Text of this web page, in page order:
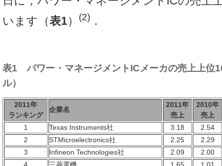
います（表1） (2) ．
表1 パワー・マネージメントICメーカの売上上位
ル）
2011年
ランキング
企業名
2011年
売上
2010年
売上
1
Texas Instruments社 3.18
2.54
2
STMicroelectronics社 2.25
2.29
3
Infineon Technologies社 2.09
2.00